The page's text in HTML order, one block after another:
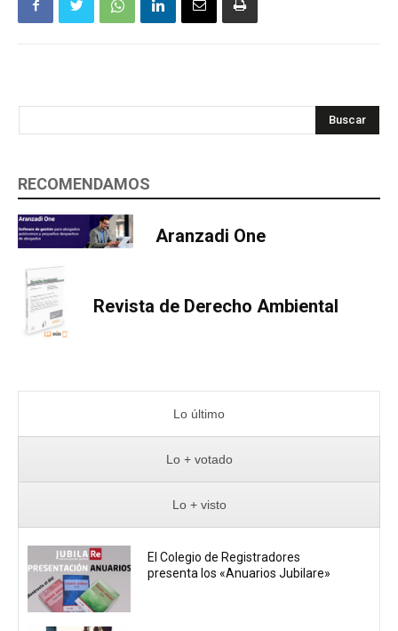
Buscar
RECOMENDAMOS
Aranzadi One
Revista de Derecho Ambiental
Lo último
Lo + votado
Lo + visto
El Colegio de Registradores
presenta los «Anuarios Jubilare»